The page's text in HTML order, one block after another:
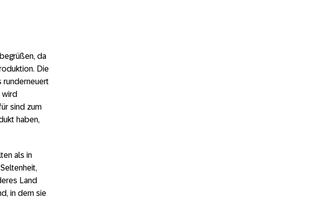
da
Die
runderneuert
wird
sind zum
haben,
als in
Land
in dem sie